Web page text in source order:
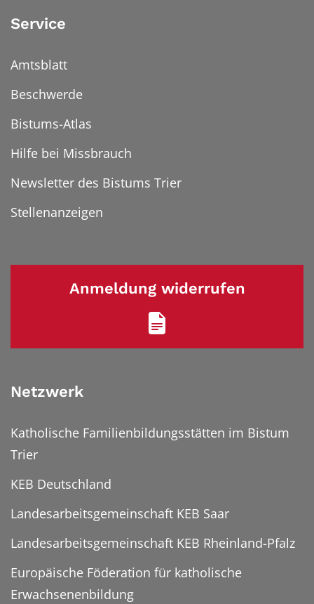
Service
Amtsblatt
Beschwerde
Bistums-Atlas
Hilfe bei Missbrauch
Newsletter des Bistums Trier
Stellenanzeigen
Anmeldung widerrufen
Netzwerk
Katholische Familienbildungsstätten im Bistum
Trier
KEB Deutschland
Landesarbeitsgemeinschaft KEB Saar
Landesarbeitsgemeinschaft KEB Rheinland-Pfalz
Europäische Föderation für katholische
Erwachsenenbildung